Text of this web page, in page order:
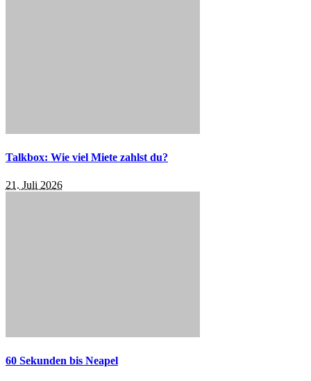
Talkbox: Wie viel Miete zahlst du?
21. Juli 2026
60 Sekunden bis Neapel